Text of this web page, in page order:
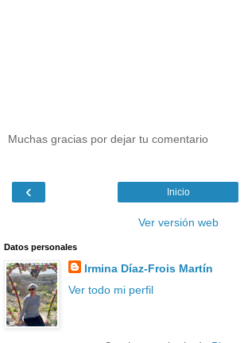
Muchas gracias por dejar tu comentario
‹ Inicio
Ver versión web
Datos personales
Irmina Díaz-Frois Martín
Ver todo mi perfil